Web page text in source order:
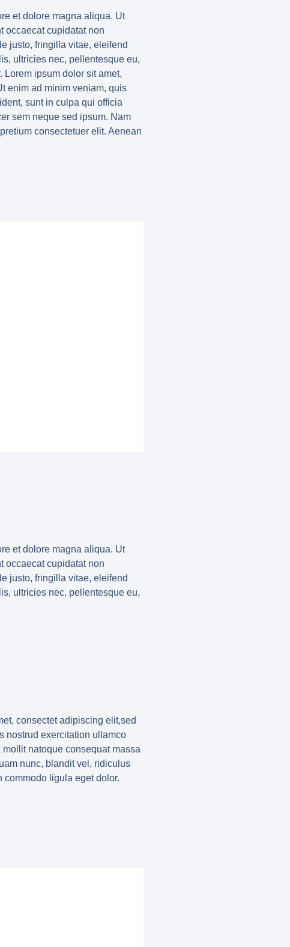
et dolore magna aliqua. Ut
occaecat cupidatat non
justo, fringilla vitae, eleifend
ultricies nec, pellentesque eu,
ipsum dolor sit amet,
enim ad minim veniam, quis
sunt in culpa qui officia
sem neque sed ipsum. Nam
consectetuer elit. Aenean
et dolore magna aliqua. Ut
occaecat cupidatat non
justo, fringilla vitae, eleifend
ultricies nec, pellentesque eu,
consectet adipiscing elit,sed
nostrud exercitation ullamco
natoque consequat massa
nunc, blandit vel, ridiculus
commodo ligula eget dolor.